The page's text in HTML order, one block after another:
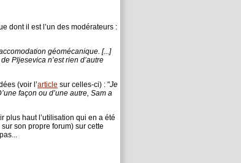
dont il est l’un des modérateurs :
géomécanique. [...]
Pljesevica n’est rien d’autre
(voir l’article sur celles-ci) : "Je
façon ou d’une autre, Sam a
plus haut l’utilisation qui en a été
son propre forum) sur cette